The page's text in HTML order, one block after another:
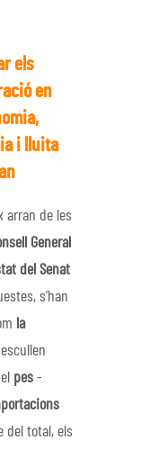
els
en
i lluita
arran de les
General
del Senat
s’han
la
pes -
del total, els